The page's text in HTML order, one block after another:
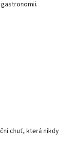
chuť, která nikdy